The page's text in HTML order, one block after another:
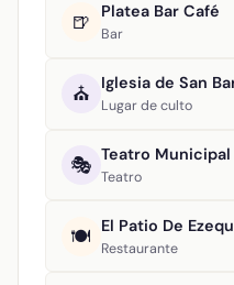
🍺 Platea Bar Café
Bar
⛪ Iglesia de San
Lugar de culto
🎭 Teatro Municipal
Teatro
🍽️ El Patio De
Restaurante